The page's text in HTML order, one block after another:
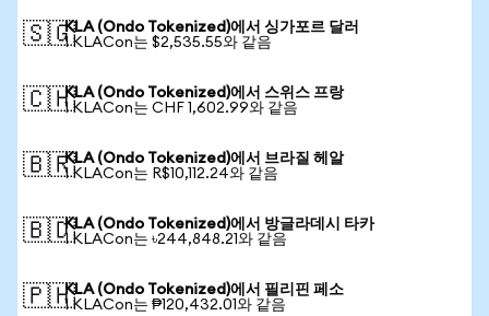
🇸🇬KLA (Ondo Tokenized)에서 싱가포르 달러
1 KLACon는 $2,535.55와 같음
🇨🇭KLA (Ondo Tokenized)에서 스위스 프랑
1 KLACon는 CHF 1,602.99와 같음
🇧🇷KLA (Ondo Tokenized)에서 브라질 헤알
1 KLACon는 R$10,112.24와 같음
🇧🇩KLA (Ondo Tokenized)에서 방글라데시 타카
1 KLACon는 ৳244,848.21와 같음
🇵🇭KLA (Ondo Tokenized)에서 필리핀 페소
1 KLACon는 ₱120,432.01와 같음